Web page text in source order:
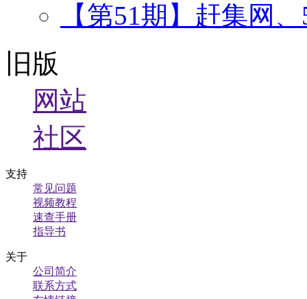
【第51期】赶集网
旧版
网站
社区
支持
常见问题
视频教程
速查手册
指导书
关于
公司简介
联系方式